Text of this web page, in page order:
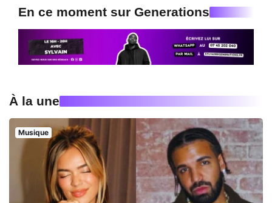
En ce moment sur Generations
À la une
Musique